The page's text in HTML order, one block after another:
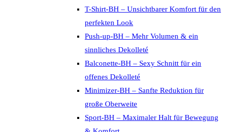
T-Shirt-BH – Unsichtbarer Komfort für den
perfekten Look
Push-up-BH – Mehr Volumen & ein
sinnliches Dekolleté
Balconette-BH – Sexy Schnitt für ein
offenes Dekolleté
Minimizer-BH – Sanfte Reduktion für
große Oberweite
Sport-BH – Maximaler Halt für Bewegung